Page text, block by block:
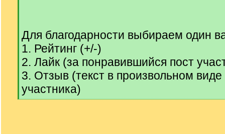
Для благодарности выбираем один
1. Рейтинг (+/-)
2. Лайк (за понравившийся пост
3. Отзыв (текст в произвольном
участника)
[